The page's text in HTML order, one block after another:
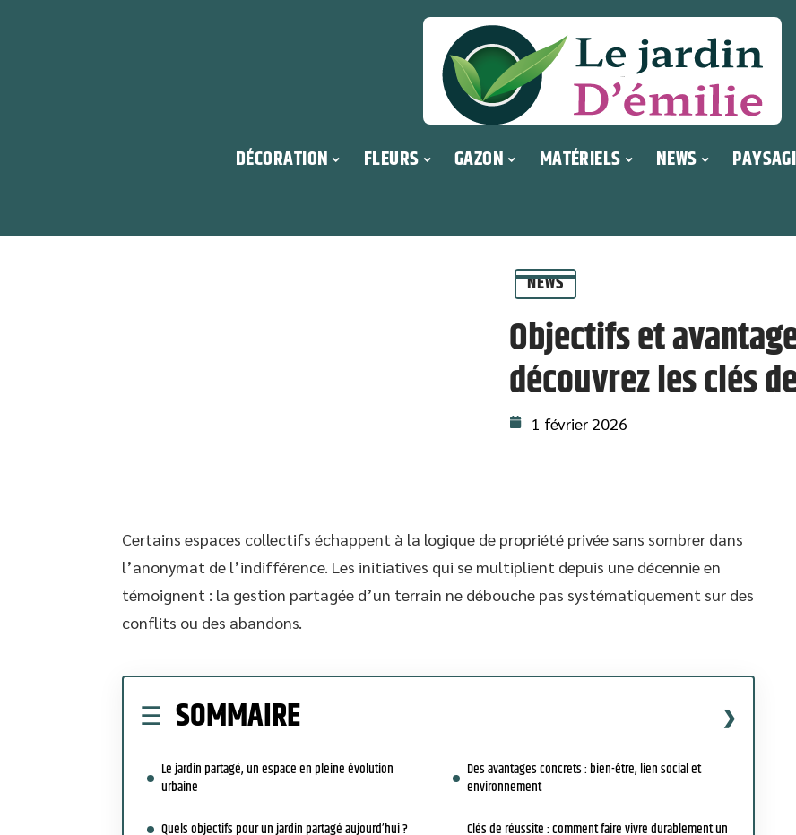
DÉCORATION FLEURS GAZON MATÉRIELS NEWS
NEWS
Objectifs et
découvrez les clés
1 février 2026
Certains espaces collectifs échappent à la logique de propriété privée sans sombrer dans
l’anonymat de l’indifférence. Les initiatives qui se multiplient depuis une décennie en
témoignent : la gestion partagée d’un terrain ne débouche pas systématiquement sur des
conflits ou des abandons.
SOMMAIRE
Le jardin partagé, un espace en pleine évolution
urbaine
Quels objectifs pour un jardin partagé aujourd’hui ?
Des avantages concrets : bien-être, lien social et
environnement
Clés de réussite : comment faire vivre durablement un